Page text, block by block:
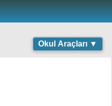
Okul Araçları ▼